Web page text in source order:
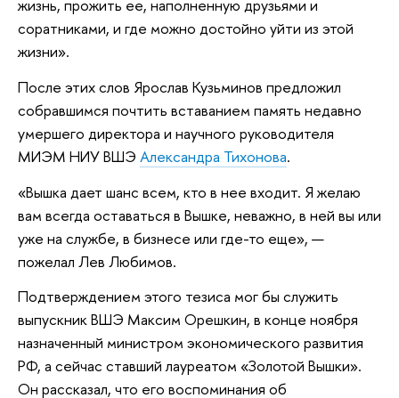
жизнь, прожить ее, наполненную друзьями и
соратниками, и где можно достойно уйти из этой
жизни».
После этих слов Ярослав Кузьминов предложил
собравшимся почтить вставанием память недавно
умершего директора и научного руководителя
МИЭМ НИУ ВШЭ Александра Тихонова.
«Вышка дает шанс всем, кто в нее входит. Я желаю
вам всегда оставаться в Вышке, неважно, в ней вы или
уже на службе, в бизнесе или где-то еще», —
пожелал Лев Любимов.
Подтверждением этого тезиса мог бы служить
выпускник ВШЭ Максим Орешкин, в конце ноября
назначенный министром экономического развития
РФ, а сейчас ставший лауреатом «Золотой Вышки».
Он рассказал, что его воспоминания об